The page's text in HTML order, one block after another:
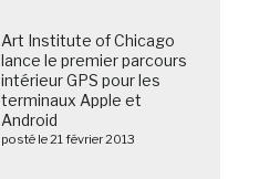
Art Institute of Chicago
lance le premier parcours
intérieur GPS pour les
terminaux Apple et
Android
posté le 21 février 2013